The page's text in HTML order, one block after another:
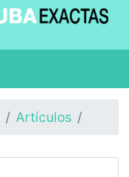
Artículos